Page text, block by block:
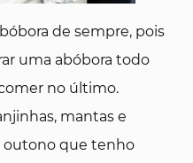
de sempre, pois
uma abóbora todo
no último.
mantas e
outono que tenho